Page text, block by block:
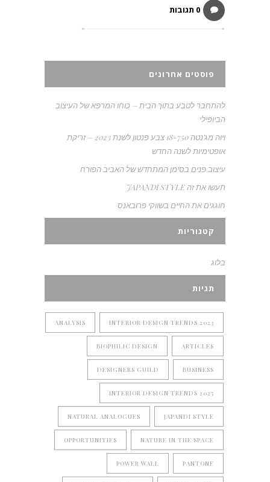
0 תגובות
פוסטים אחרונים
להתחבר לטבע בתוך הבית – כוחו המרפא של העיצוב
הביופילי
ויוה מג'נטה 18-750 צבע פנטון לשנת 2023 – זריקת
אופטימיות לשנה החדש
עיצוב פנים בסימן המתחדש של האביב הפורח
תעשו את זה JAPANDI STYLE
חוגגים את החיים בשווקי פרובאנס
קטגוריות
בלוג
תגיות
2023 INTERIOR DESIGN TRENDS
ANALYSIS
ARTICLES
BIOPHILIC DESIGN
BUSINESS
DESIGNERS GUILD
INTERIOR DESIGN TRENDS 2025
JAPANDI STYLE
NATURAL ANALOGUES
NATURE IN THE SPACE
OPPORTUNITIES
PANTONE
POWER WALL